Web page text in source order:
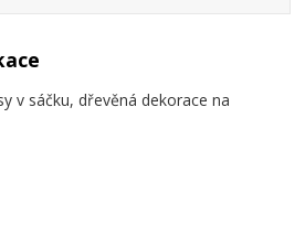
v sáčku, dřevěná dekorace na